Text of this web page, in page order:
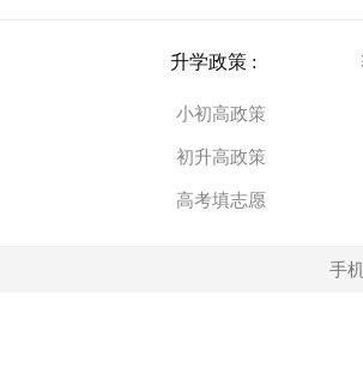
升学政策 :
小初高政策
初升高政策
高考填志愿
手